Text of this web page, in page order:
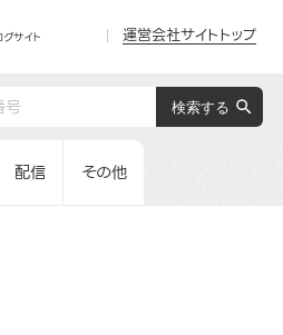
サイト 運営会社サイトトップ
配信 その他